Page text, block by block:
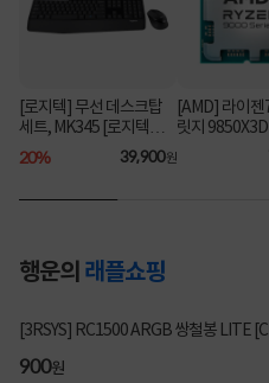
[로지텍] 무선 데스크탑
세트, MK345 [로지텍코
리아정품] [블랙]
20% 39,900원
[AMD] 라이
릿지
스레드/
포함) [멀티팩]
행운의 래플쇼핑
2705명 참여
[3RSYS] RC1500 ARGB 쌍철봉 LITE
900원